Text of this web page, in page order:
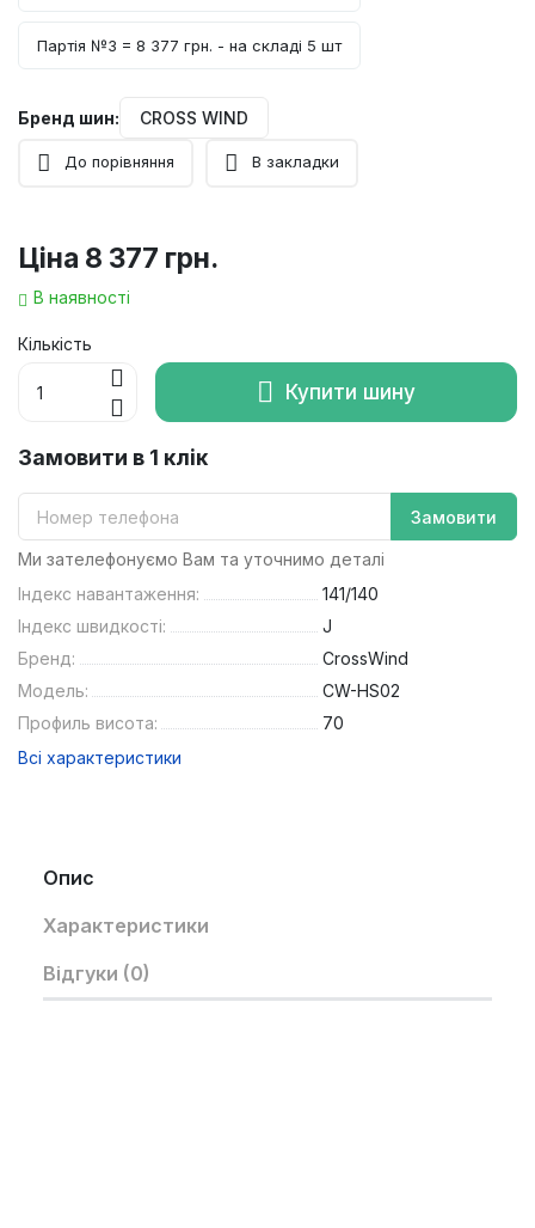
Партія №3 = 8 377 грн. - на складі 5 шт
Бренд шин: CROSS WIND
До порівняння В закладки
Ціна 8 377 грн.
В наявності
Кількість
Купити шину
Замовити в 1 клік
Замовити
Ми зателефонуємо Вам та уточнимо деталі
Індекс навантаження:
141/140
Індекс швидкості:
J
Бренд:
CrossWind
Модель:
CW-HS02
Профиль висота:
70
Всі характеристики
Опис
Характеристики
Відгуки (0)